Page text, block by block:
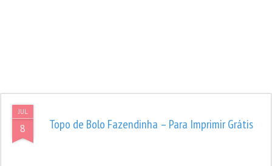
JUL
8 Topo de Bolo Fazendinha – Para Imprimir Grátis